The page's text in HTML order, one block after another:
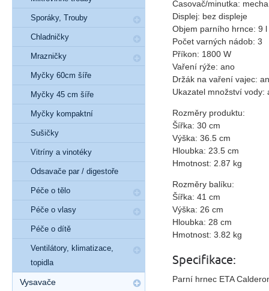
Časovač/minutka:
Displej: bez displeje
Objem parního hrnce: 9 l
Počet varných nádob: 3
Příkon: 1800 W
Vaření rýže: ano
Držák na vaření vajec:
Ukazatel množství vody:
Rozměry produktu:
Šířka: 30 cm
Výška: 36.5 cm
Hloubka: 23.5 cm
Hmotnost: 2.87 kg
Rozměry balíku:
Šířka: 41 cm
Výška: 26 cm
Hloubka: 28 cm
Hmotnost: 3.82 kg
Specifikace:
Parní hrnec ETA
Sporáky, Trouby
Chladničky
Mrazničky
Myčky 60cm šíře
Myčky 45 cm šíře
Myčky kompaktní
Sušičky
Vitríny a vinotéky
Odsavače par / digestoře
Péče o tělo
Péče o vlasy
Péče o dítě
Ventilátory, klimatizace,
topidla
Vysavače